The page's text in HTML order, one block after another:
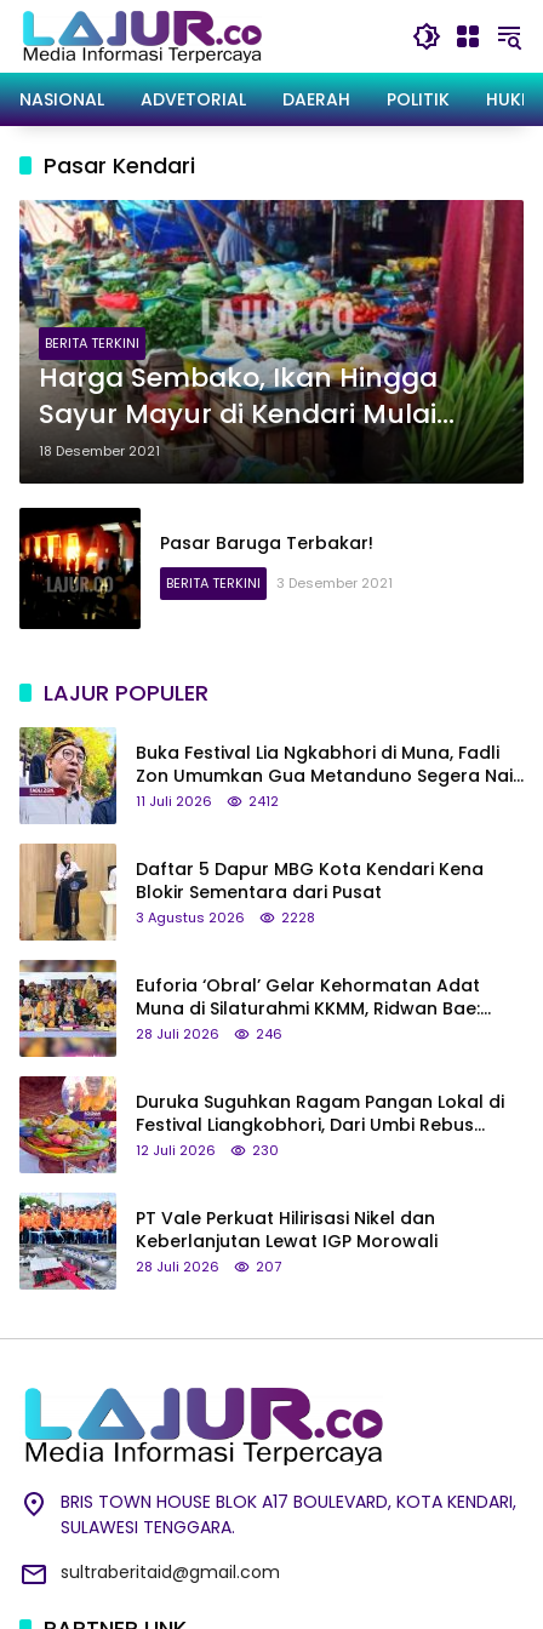
Langsung
konten
NASIONAL
ADVETORIAL DAERAH POLITIK
Pasar Kendari
BERITA TERKINI
Harga Sembako, Ikan Hingga
Sayur Mayur di Kendari Mulai
Melambung Jelang Nataru
18 Desember 2021
Pasar Baruga Terbakar!
BERITA TERKINI 3 Desember 2021
LAJUR POPULER
Buka Festival Lia Ngkabhori di Muna, Fadli
Zon Umumkan Gua Metanduno Segera Naik
Status Jadi Cagar Budaya Nasional
11 Juli 2026 2412
Daftar 5 Dapur MBG Kota Kendari Kena
Blokir Sementara dari Pusat
3 Agustus 2026 2228
Euforia ‘Obral’ Gelar Kehormatan Adat
Muna di Silaturahmi KKMM, Ridwan Bae:
Saya Bukan Tipe Begitu, Belum Pantas!
28 Juli 2026 246
Duruka Suguhkan Ragam Pangan Lokal di
Festival Liangkobhori, Dari Umbi Rebus
hingga Tumpeng Beras Muna
12 Juli 2026 230
PT Vale Perkuat Hilirisasi Nikel dan
Keberlanjutan Lewat IGP Morowali
28 Juli 2026 207
BRIS TOWN HOUSE BLOK A17 BOULEVARD, KOTA KENDARI,
SULAWESI TENGGARA.
sultraberitaid@gmail.com